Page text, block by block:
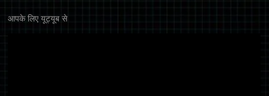
आपके लिए यूट्यूब से